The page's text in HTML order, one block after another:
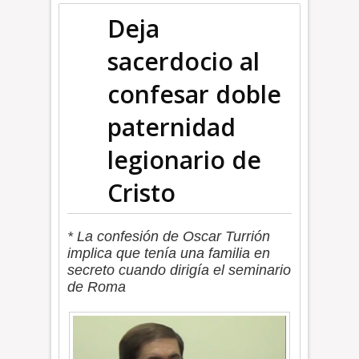
Deja
sacerdocio al
confesar doble
paternidad
legionario de
Cristo
* La confesión de Oscar Turrión
implica que tenía una familia en
secreto cuando dirigía el seminario
de Roma